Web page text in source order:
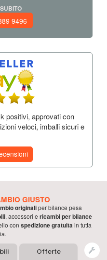
9496
positivi, approvati con
veloci, imballi sicuri e
GIUSTO
originaliperbilance pesa
, accessori e ricambi perbilance
con spedizione gratuita in tutta
Offerte